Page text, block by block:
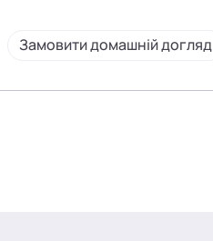
Замовити домашній догляд